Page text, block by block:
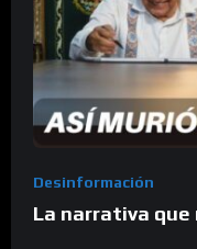
Desinformación
La narrativa que